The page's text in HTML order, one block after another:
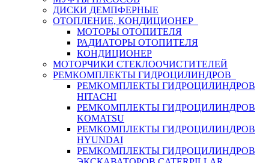
ДИСКИ ДЕМПФЕРНЫЕ
ОТОПЛЕНИЕ, КОНДИЦИОНЕР
МОТОРЫ ОТОПИТЕЛЯ
РАДИАТОРЫ ОТОПИТЕЛЯ
КОНДИЦИОНЕР
МОТОРЧИКИ СТЕКЛООЧИСТИТЕЛЕЙ
РЕМКОМПЛЕКТЫ ГИДРОЦИЛИНДРОВ
РЕМКОМПЛЕКТЫ ГИДРОЦИЛИНДРОВ
HITACHI
РЕМКОМПЛЕКТЫ ГИДРОЦИЛИНДРОВ
KOMATSU
РЕМКОМПЛЕКТЫ ГИДРОЦИЛИНДРОВ
HYUNDAI
РЕМКОМПЛЕКТЫ ГИДРОЦИЛИНДРОВ